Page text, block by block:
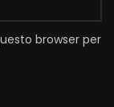
browser per